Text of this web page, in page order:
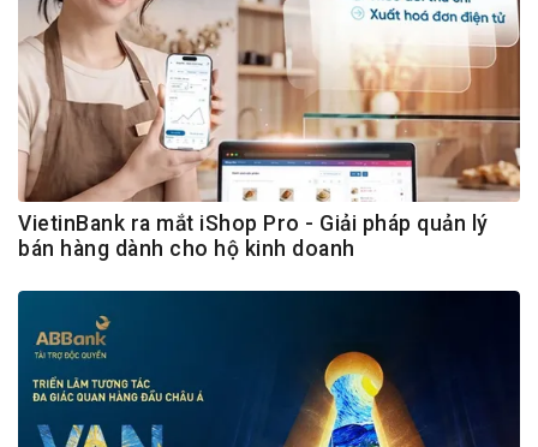
VietinBank ra mắt iShop Pro - Giải pháp quản lý
bán hàng dành cho hộ kinh doanh